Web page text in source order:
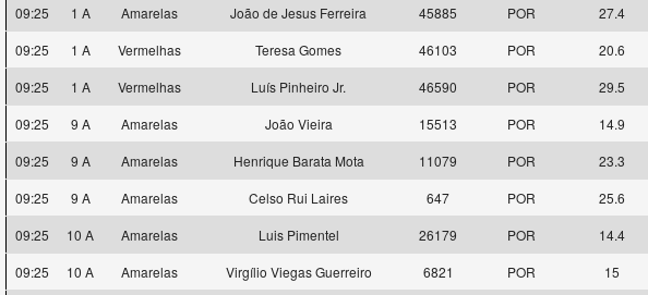
09:25
1 A Amarelas João de Jesus Ferreira 45885 POR 27.4
09:25
1 A Vermelhas Teresa Gomes 46103 POR 20.6
09:25
1 A Vermelhas Luís Pinheiro Jr. 46590 POR 29.5
09:25
9 A Amarelas João Vieira 15513 POR 14.9
09:25
9 A Amarelas Henrique Barata Mota 11079 POR 23.3
09:25
9 A Amarelas Celso Rui Laires 647 POR 25.6
09:25
10 A Amarelas Luis Pimentel 26179 POR 14.4
09:25
10 A Amarelas Virgílio Viegas Guerreiro 6821 POR 15